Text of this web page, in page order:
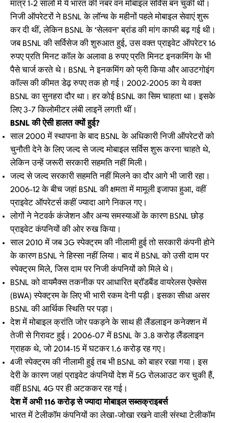
मात्र 1-2 सालों में ये भारत की नंबर वन मोबाइल सर्विस बन चुकी थी।
निजी ऑपरेटरों ने BSNL के लॉन्च के महीनों पहले मोबाइल सेवाएं शुरू
कर दी थीं, लेकिन BSNL के ‘सेलवन’ ब्रांड की मांग काफी बढ़ गई थी।
जब BSNL की सर्विसेज की शुरुआत हुई, उस वक्त प्राइवेट ऑपरेटर 16
रुपए प्रति मिनट कॉल के अलावा 8 रुपए प्रति मिनट इनकमिंग के भी
पैसे चार्ज करते थे। BSNL ने इनकमिंग को फ्री किया और आउटगोइंग
कॉल्स की कीमत डेढ़ रुपए तक हो गई। 2002-2005 का ये वक्त
BSNL का सुनहरा दौर था। हर कोई BSNL का सिम चाहता था। इसके
लिए 3-7 किलोमीटर लंबी लाइनें लगती थीं।
BSNL की ऐसी हालत क्यों हुई?
साल 2000 में स्थापना के बाद BSNL के अधिकारी निजी ऑपरेटरों को
चुनौती देने के लिए जल्द से जल्द मोबाइल सर्विस शुरू करना चाहते थे,
लेकिन उन्हें जरूरी सरकारी सहमति नहीं मिली।
जल्द से जल्द सरकारी सहमति नहीं मिलने का दौर आगे भी जारी रहा।
2006-12 के बीच जहां BSNL की क्षमता में मामूली इजाफा हुआ, वहीं
प्राइवेट ऑपरेटर्स कहीं ज्यादा आगे निकल गए।
लोगों ने नेटवर्क कंजेशन और अन्य समस्याओं के कारण BSNL छोड़
प्राइवेट कंपनियों की ओर रुख किया।
साल 2010 में जब 3G स्पेक्ट्रम की नीलामी हुई तो सरकारी कंपनी होने
के कारण BSNL ने हिस्सा नहीं लिया। बाद में BSNL को उसी दाम पर
स्पेक्ट्रम मिले, जिस दाम पर निजी कंपनियों को मिले थे।
BSNL को वायमैक्स तकनीक पर आधारित ब्रॉडबैंड वायरेलस ऐक्सेस
(BWA) स्पेक्ट्रम के लिए भी भारी रकम देनी पड़ी। इसका सीधा असर
BSNL की आर्थिक स्थिति पर पड़ा।
देश में मोबाइल क्रांति जोर पकड़ने के साथ ही लैंडलाइन कनेक्शन में
तेजी से गिरावट हुई। 2006-07 में BSNL के 3.8 करोड़ लैंडलाइन
ग्राहक थे, जो 2014-15 में घटकर 1.6 करोड़ रह गए।
4जी स्पेक्ट्रम की नीलामी हुई तब भी BSNL को बाहर रखा गया। इस
देरी के कारण जहां प्राइवेट कंपनियों देश में 5G रोलआउट कर चुकी हैं,
वहीं BSNL 4G पर ही अटककर रह गई।
देश में अभी 116 करोड़ से ज्यादा मोबाइल सब्सक्राइबर्स
भारत में टेलीकॉम कंपनियों का लेखा-जोखा रखने वाली संस्था टेलीकॉम